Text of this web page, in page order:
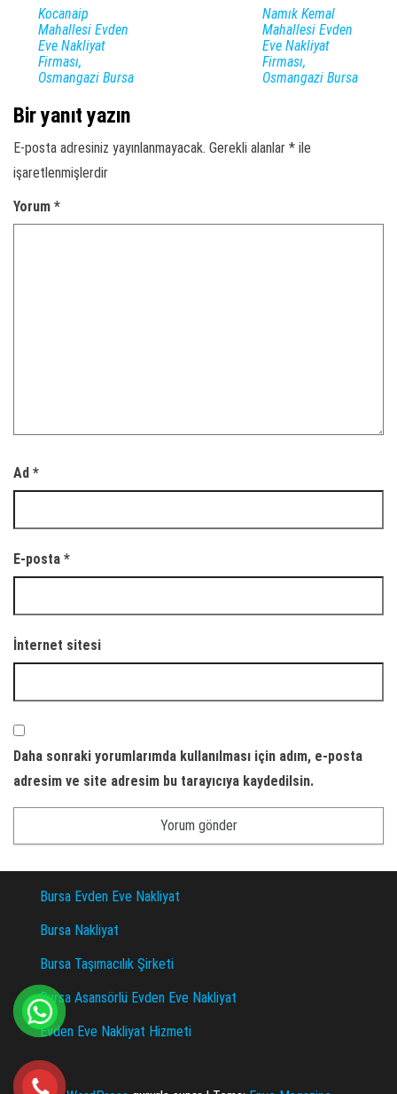
Kocanaip
Mahallesi Evden
Eve Nakliyat
Firması,
Osmangazi Bursa
Namık Kemal
Mahallesi Evden
Eve Nakliyat
Firması,
Osmangazi Bursa
Bir yanıt yazın
E-posta adresiniz yayınlanmayacak. Gerekli alanlar * ile
işaretlenmişlerdir
Yorum *
Ad *
E-posta *
İnternet sitesi
Daha sonraki yorumlarımda kullanılması için adım, e-posta
adresim ve site adresim bu tarayıcıya kaydedilsin.
Bursa Evden Eve Nakliyat
Bursa Nakliyat
Bursa Taşımacılık Şirketi
Bursa Asansörlü Evden Eve Nakliyat
Evden Eve Nakliyat Hizmeti